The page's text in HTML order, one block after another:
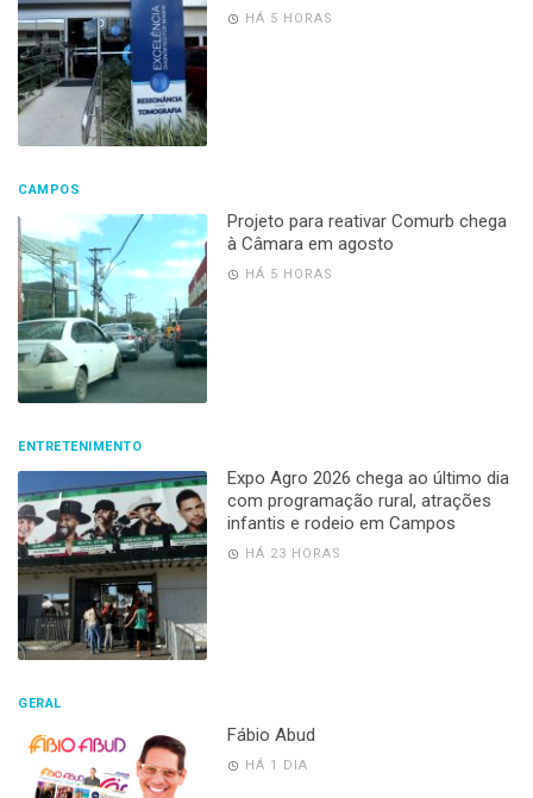
HÁ 5 HORAS
CAMPOS
Projeto para reativar Comurb chega
à Câmara em agosto
HÁ 5 HORAS
ENTRETENIMENTO
Expo Agro 2026 chega ao último dia
com programação rural, atrações
infantis e rodeio em Campos
HÁ 23 HORAS
GERAL
Fábio Abud
HÁ 1 DIA